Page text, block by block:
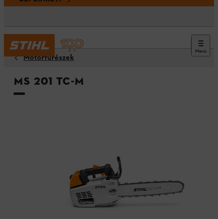
Menü
Motorfűrészek
MS 201 TC-M